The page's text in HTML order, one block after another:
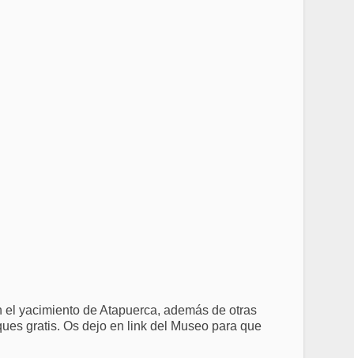
yacimiento de Atapuerca, además de otras
gratis. Os dejo en link del Museo para que